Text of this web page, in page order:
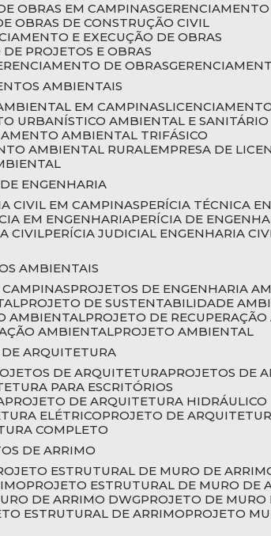
OBRAS EM CAMPINAS
OBRAS DE CONSTRUÇÃO CIVIL
E EXECUÇÃO DE OBRAS
DE PROJETOS E OBRAS
DE OBRAS
AMBIENTAIS
EM CAMPINAS
URBANÍSTICO AMBIENTAL E SANITÁRIO
AMBIENTAL TRIFÁSICO
AMBIENTAL RURAL EMPRESA DE
DE ENGENHARIA
CIVIL EM CAMPINAS
PERÍCIA TÉCNICA
EM ENGENHARIA
PERÍCIA DE
CIVIL PERÍCIA JUDICIAL ENGENHARIA
AMBIENTAIS
CAMPINAS
PROJETOS DE ENGENHARIA
PROJETO DE SUSTENTABILIDADE
AMBIENTAL
PROJETO DE
AMBIENTAL
PROJETO AMBIENTAL
DE ARQUITETURA
DE ARQUITETURA
PROJETOS DE
PARA ESCRITÓRIOS
PROJETO DE ARQUITETURA HIDRÁULICO
ELÉTRICO
PROJETO DE
COMPLETO
DE ARRIMO
ESTRUTURAL DE MURO DE
PROJETO ESTRUTURAL DE MURO DE
DE ARRIMO DWG
PROJETO DE
ESTRUTURAL DE ARRIMO
PROJETO